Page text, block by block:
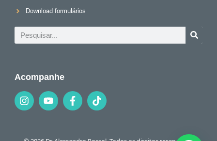
Download formulários
Acompanhe